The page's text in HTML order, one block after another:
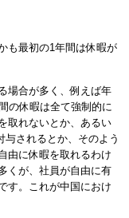
も最初の1年間は休暇が
場合が多く、例えば年
の休暇は全て強制的に
取れないとか、あるい
与されるとか、そのよう
由に休暇を取れるわけ
くが、社員が自由に有
す。これが中国におけ